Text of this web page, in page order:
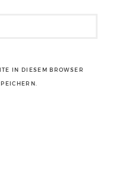
IN DIESEM BROWSER